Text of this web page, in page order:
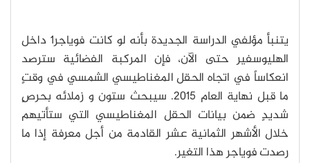
يتنبأ مؤلفي الدراسة الجديدة بأنه لو كانت فوياجر1 داخل
الهليوسفير حتى الآن، فإن المركبة الفضائية سترصد
انعكاساً في اتجاه الحقل المغناطيسي الشمسي في وقتٍ
ما قبل نهاية العام 2015. سيبحث ستون و زملائه بحرصٍ
شديدٍ ضمن بيانات الحقل المغناطيسي التي ستأتيهم
خلال الأشهر الثمانية عشر القادمة من أجل معرفة إذا ما
رصدت فوياجر هذا التغير.